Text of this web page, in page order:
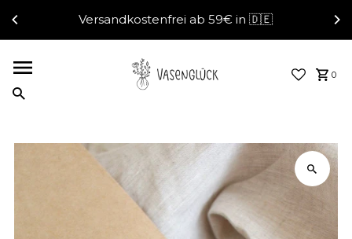
Direkt zum InhaltVersandkostenfrei ab 59€ in 🇩🇪
0